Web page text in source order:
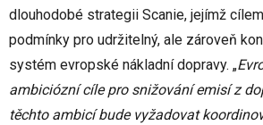
dlouhodobé strategii Scanie, jejímž
podmínky pro udržitelný, ale zároveň
systém evropské nákladní dopravy. „
ambiciózní cíle pro snižování emisí z
těchto ambicí bude vyžadovat